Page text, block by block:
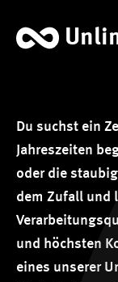
Du suchst ein
Jahreszeiten
oder die
dem Zufall und
und höchsten
eines unserer